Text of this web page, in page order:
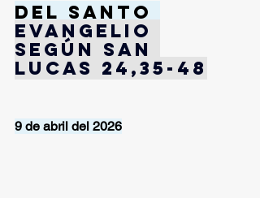
Del santo
Evangelio
según San
Lucas 24,35-48
9 de abril del 2026